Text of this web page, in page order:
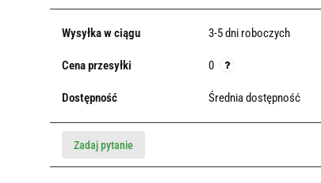
Wysyłka w ciągu 3-5 dni roboczych
Cena przesyłki 0
Dostępność Średnia dostępność
Zadaj pytanie